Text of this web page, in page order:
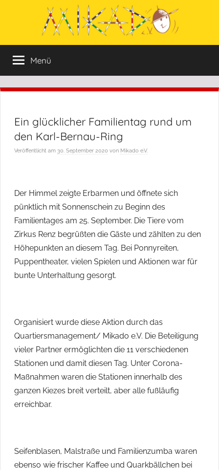
Mikado
e:V.
wurde
im
Menschen
Heimatorten
Havelland
engagieren
Menü
Ein glücklicher Familientag rund um
den Karl-Bernau-Ring
Veröffentlicht am 30. September 2020 von Mikado e.V.
Der Himmel zeigte Erbarmen und öffnete sich
pünktlich mit Sonnenschein zu Beginn des
Familientages am 25. September. Die Tiere vom
Zirkus Renz begrüßten die Gäste und zählten zu den
Höhepunkten an diesem Tag. Bei Ponnyreiten,
Puppentheater, vielen Spielen und Aktionen war für
bunte Unterhaltung gesorgt.
Organisiert wurde diese Aktion durch das
Quartiersmanagement/ Mikado e.V. Die Beteiligung
vieler Partner ermöglichten die 11 verschiedenen
Stationen und damit diesen Tag. Unter Corona-
Maßnahmen waren die Stationen innerhalb des
ganzen Kiezes breit verteilt, aber alle fußläufig
erreichbar.
Seifenblasen, Malstraße und Familienzumba waren
ebenso wie frischer Kaffee und Quarkbällchen bei